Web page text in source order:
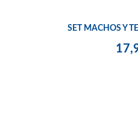
SET MACHOS Y